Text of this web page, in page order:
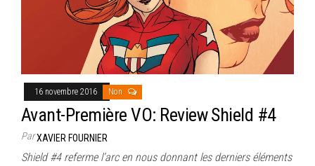
16 novembre 2016 Non
Avant-Première VO: Review Shield #4
ParXAVIER FOURNIER
Shield #4 referme l’arc en nous donnant les derniers éléments